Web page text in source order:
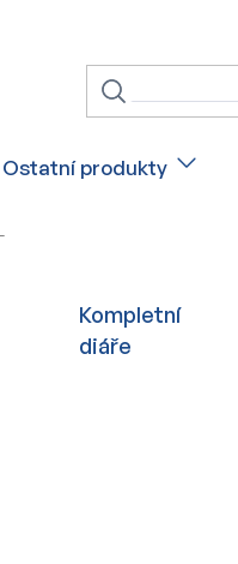
Ostatní produkty
Kompletní
diáře